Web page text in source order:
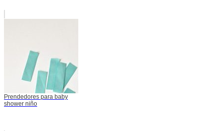
Prendedores para baby
shower niño